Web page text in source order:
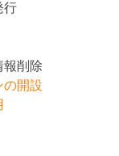
行
報削除
の開設